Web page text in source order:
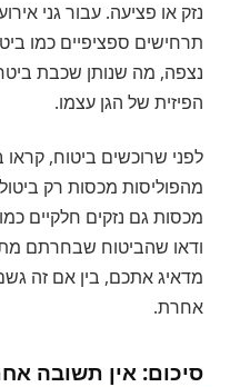
נזק או פציעה. עבור גני
תרחישים ספציפיים כמו
נצפה, מה שנותן שכבת
הפיזית של הגן עצמו.
לפני שרוכשים ביטוח, קראו
מהפוליסות מכסות רק
מכסות גם נזקים חלקיים
ודאו שהביטוח שבחרתם
מדאיג אתכם, בין אם זה
אחרת.
סיכום: אין תשובה